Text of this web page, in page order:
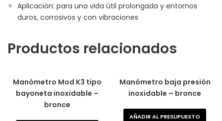
Aplicación: para una vida útil prolongada y entornos
duros, corrosivos y con vibraciones
Productos relacionados
Manómetro Mod K3 tipo
bayoneta inoxidable –
bronce
Manómetro baja presión
inoxidable – bronce
AÑADIR AL PRESUPUESTO